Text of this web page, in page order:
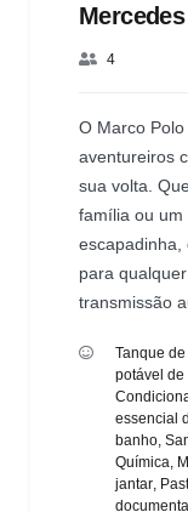
4
O Marco
aventureiros
sua volta.
família ou um
escapadinha,
para
transmissão
Tanque
potável de
essencial
banho,
Química,
jantar,